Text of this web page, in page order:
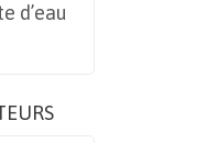
d’eau